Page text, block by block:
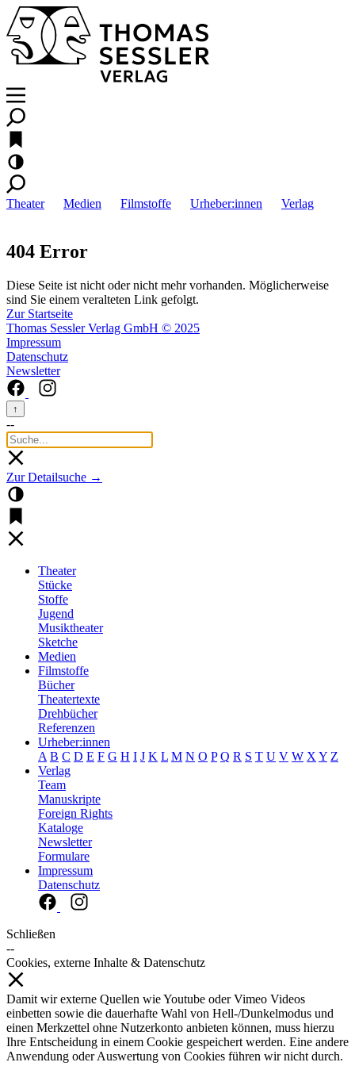
Theater Medien Filmstoffe Urheber:innen Verlag
404 Error
Diese Seite ist nicht oder nicht mehr vorhanden. Möglicherweise
sind Sie einem veralteten Link gefolgt.
Zur Startseite
Thomas Sessler Verlag GmbH © 2025
Impressum
Datenschutz
Newsletter
↑
--
Zur Detailsuche →
Theater
Stücke
Stoffe
Jugend
Musiktheater
Sketche
Medien
Filmstoffe
Bücher
Theatertexte
Drehbücher
Referenzen
Urheber:innen
A B C D E F G H I J K L M N O P Q R S T U V W X Y Z
Verlag
Team
Manuskripte
Foreign Rights
Kataloge
Newsletter
Formulare
Impressum
Datenschutz
Schließen
--
Cookies, externe Inhalte & Datenschutz
Damit wir externe Quellen wie Youtube oder Vimeo Videos
einbetten sowie die dauerhafte Wahl von Hell-/Dunkelmodus und
einen Merkzettel ohne Nutzerkonto anbieten können, muss hierzu
Ihre Entscheidung in einem Cookie gespeichert werden. Eine andere
Anwendung oder Auswertung von Cookies führen wir nicht durch.